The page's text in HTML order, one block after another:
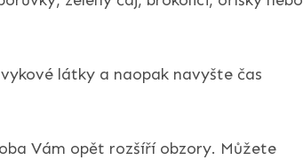
látky a naopak navyšte čas
Vám opět rozšíří obzory. Můžete